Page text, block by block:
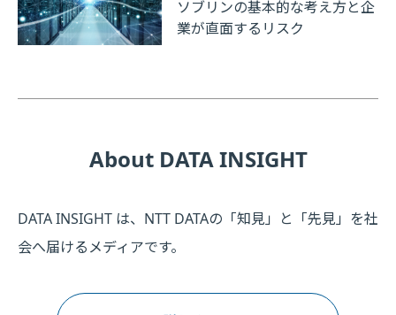
ソブリンの基本的な考え方と企
業が直面するリスク
About DATA INSIGHT
DATA INSIGHT は、NTT DATAの「知見」と「先見」を社
会へ届けるメディアです。